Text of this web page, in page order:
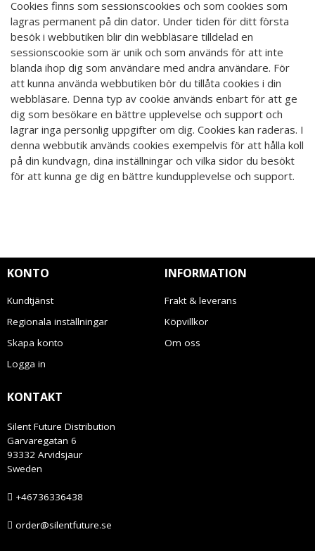
Cookies finns som sessionscookies och som cookies som
lagras permanent på din dator. Under tiden för ditt första
besök i webbutiken blir din webbläsare tilldelad en
sessionscookie som är unik och som används för att inte
blanda ihop dig som användare med andra användare. För
att kunna använda webbutiken bör du tillåta cookies i din
webbläsare. Denna typ av cookie används enbart för att ge
dig som besökare en bättre upplevelse och support och
lagrar inga personlig uppgifter om dig. Cookies kan raderas. I
denna webbutik används cookies exempelvis för att hålla koll
på din kundvagn, dina inställningar och vilka sidor du besökt
för att kunna ge dig en bättre kundupplevelse och support.
KONTO
Kundtjänst
Regionala inställningar
Skapa konto
Logga in
INFORMATION
Frakt & leverans
Köpvillkor
Om oss
KONTAKT
Silent Future Distribution
Garvaregatan 6
93332 Arvidsjaur
Sweden
+46736336438
order@silentfuture.se